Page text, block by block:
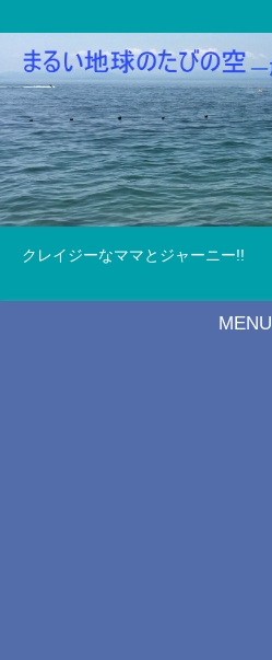
クレイジーなママとジャーニー!!
MENU